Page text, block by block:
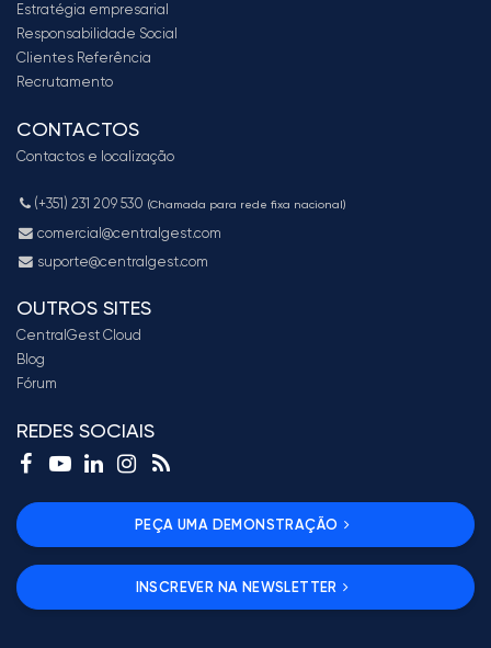
Estratégia empresarial
Responsabilidade Social
Clientes Referência
Recrutamento
CONTACTOS
Contactos e localização
(+351) 231 209 530 (Chamada para rede fixa nacional)
comercial@centralgest.com
suporte@centralgest.com
OUTROS SITES
CentralGest Cloud
Blog
Fórum
REDES SOCIAIS
PEÇA UMA DEMONSTRAÇÃO
INSCREVER NA NEWSLETTER